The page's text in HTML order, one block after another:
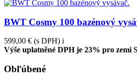
BWT Cosmy 100 bazénový
599,00 € (s DPH) i
Výše uplatněné DPH je 23% pro zemi
Obľúbené